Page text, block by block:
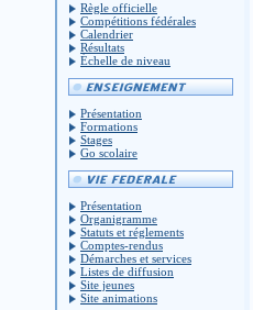
Règle officielle
Compétitions fédérales
Calendrier
Résultats
Échelle de niveau
Présentation
Formations
Stages
Go scolaire
Présentation
Organigramme
Statuts et réglements
Comptes-rendus
Démarches et services
Listes de diffusion
Site jeunes
Site animations